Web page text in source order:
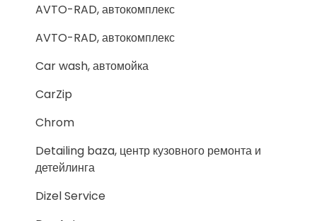
AVTO-RAD, автокомплекс
AVTO-RAD, автокомплекс
Car wash, автомойка
CarZip
Chrom
Detailing baza, центр кузовного ремонта и
детейлинга
Dizel Service